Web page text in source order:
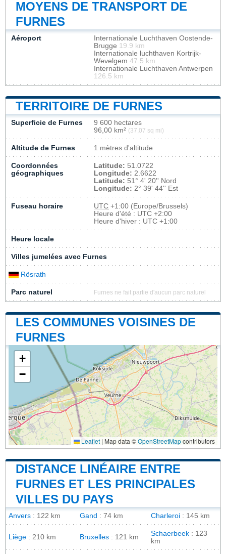
MOYENS DE TRANSPORT DE
FURNES
Aéroport
Internationale Luchthaven Oostende-
Brugge 19.9 km
Internationale luchthaven Kortrijk-
Wevelgem 47.5 km
Internationale Luchthaven Antwerpen
126.5 km
TERRITOIRE DE FURNES
Superficie de Furnes
9 600 hectares
96,00 km² (37,07 sq mi)
Altitude de Furnes 1 mètres d'altitude
Coordonnées
géographiques
Latitude: 51.0722
Longitude: 2.6622
Latitude: 51° 4' 20'' Nord
Longitude: 2° 39' 44'' Est
Fuseau horaire UTC +1:00 (Europe/Brussels)
Heure d'été : UTC +2:00
Heure d'hiver : UTC +1:00
Heure locale
Villes jumelées avec Furnes
Rösrath
Parc naturel Furnes ne fait partie d'aucun parc naturel
LES COMMUNES VOISINES DE
FURNES
+
−
Leaflet | Map data ©OpenStreetMapcontributors
DISTANCE LINÉAIRE ENTRE
FURNES ET LES PRINCIPALES
VILLES DU PAYS
Anvers : 122 km Gand : 74 km Charleroi : 145 km
Liège : 210 km Bruxelles : 121 km Schaerbeek : 123
km